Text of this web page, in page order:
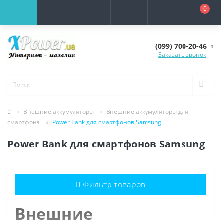
0
(099) 700-20-46
Заказать звонок
Внешние аккумуляторы
Внешние аккумуляторы для
смартфона
Power Bank для смартфонов Samsung
Power Bank для смартфонов Samsung
Фильтр товаров
Внешние